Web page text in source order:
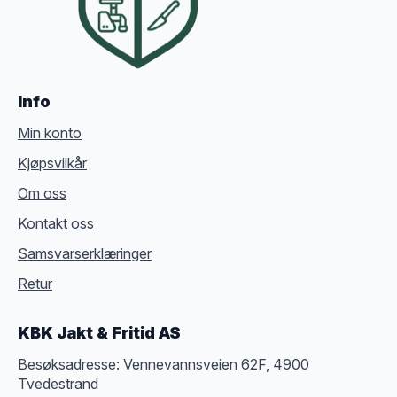
Info
Min konto
Kjøpsvilkår
Om oss
Kontakt oss
Samsvarserklæringer
Retur
KBK Jakt & Fritid AS
Besøksadresse: Vennevannsveien 62F, 4900
Tvedestrand